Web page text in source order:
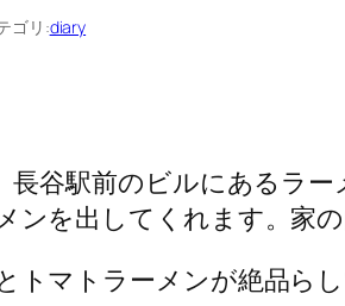
ゴリ:diary
長谷駅前のビルにあるラ
ンを出してくれます。家
トマトラーメンが絶品らし